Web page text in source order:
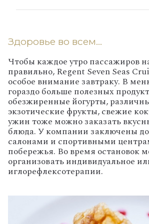
Здоровье во всем…
Чтобы каждое утро пассажиров
правильно, Regent Seven Seas
особое внимание завтраку. В
гораздо больше полезных
обезжиренные йогурты,
экзотические фрукты, свежие
ужин тоже можно заказать
блюда. У компании заключены
салонами и спортивными
побережья. Во время остановок
организовать индивидуальное
иглорефлексотерапии.